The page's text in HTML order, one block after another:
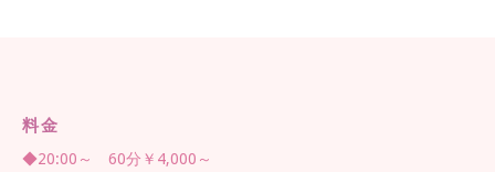
料金
◆20:00～ 60分￥4,000～